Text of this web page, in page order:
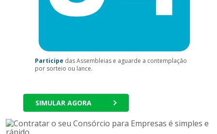
Participe das Assembleias e aguarde a contemplação
por sorteio ou lance.
SIMULAR AGORA